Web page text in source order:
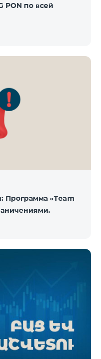
PON по всей
Программа «Team